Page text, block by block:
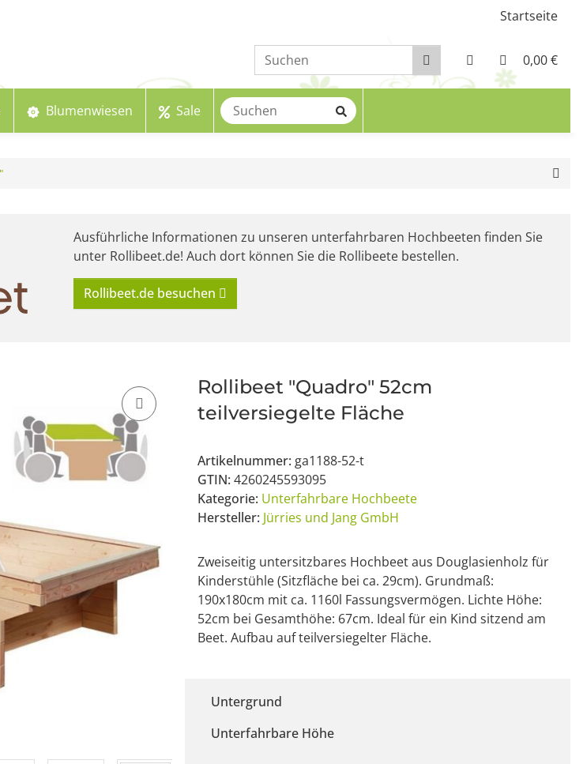
Startseite
0,00 €
Blumenwiesen Sale
Ausführliche Informationen zu unseren unterfahrbaren Hochbeeten finden Sie
unter Rollibeet.de! Auch dort können Sie die Rollibeete bestellen.
Rollibeet.de besuchen
Rollibeet "Quadro" 52cm
teilversiegelte Fläche
Artikelnummer: ga1188-52-t
GTIN: 4260245593095
Kategorie: Unterfahrbare Hochbeete
Hersteller: Jürries und Jang GmbH
Zweiseitig untersitzbares Hochbeet aus Douglasienholz für
Kinderstühle (Sitzfläche bei ca. 29cm). Grundmaß:
190x180cm mit ca. 1160l Fassungsvermögen. Lichte Höhe:
52cm bei Gesamthöhe: 67cm. Ideal für ein Kind sitzend am
Beet. Aufbau auf teilversiegelter Fläche.
Untergrund
Unterfahrbare Höhe